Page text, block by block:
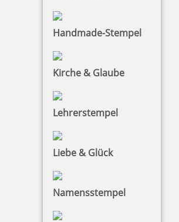
Handmade-Stempel
Kirche & Glaube
Lehrerstempel
Liebe & Glück
Namensstempel
Motivstempel Meeresbrise
Jetzt gestalten